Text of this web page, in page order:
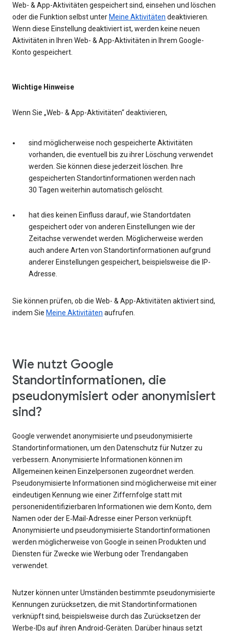
Web- & App-Aktivitäten gespeichert sind, einsehen und löschen
oder die Funktion selbst unter Meine Aktivitäten deaktivieren.
Wenn diese Einstellung deaktiviert ist, werden keine neuen
Aktivitäten in Ihren Web- & App-Aktivitäten in Ihrem Google-
Konto gespeichert.
Wichtige Hinweise
Wenn Sie „Web- & App-Aktivitäten“ deaktivieren,
sind möglicherweise noch gespeicherte Aktivitäten
vorhanden, die eventuell bis zu ihrer Löschung verwendet
werden. Sie können diese jederzeit löschen. Ihre
gespeicherten Standortinformationen werden nach
30 Tagen weiterhin automatisch gelöscht.
hat dies keinen Einfluss darauf, wie Standortdaten
gespeichert oder von anderen Einstellungen wie der
Zeitachse verwendet werden. Möglicherweise werden
auch andere Arten von Standortinformationen aufgrund
anderer Einstellungen gespeichert, beispielsweise die IP-
Adresse.
Sie können prüfen, ob die Web- & App-Aktivitäten aktiviert sind,
indem Sie Meine Aktivitäten aufrufen.
Wie nutzt Google
Standortinformationen, die
pseudonymisiert oder anonymisiert
sind?
Google verwendet anonymisierte und pseudonymisierte
Standortinformationen, um den Datenschutz für Nutzer zu
verbessern. Anonymisierte Informationen können im
Allgemeinen keinen Einzelpersonen zugeordnet werden.
Pseudonymisierte Informationen sind möglicherweise mit einer
eindeutigen Kennung wie einer Ziffernfolge statt mit
personenidentifizierbaren Informationen wie dem Konto, dem
Namen oder der E‑Mail-Adresse einer Person verknüpft.
Anonymisierte und pseudonymisierte Standortinformationen
werden möglicherweise von Google in seinen Produkten und
Diensten für Zwecke wie Werbung oder Trendangaben
verwendet.
Nutzer können unter Umständen bestimmte pseudonymisierte
Kennungen zurücksetzen, die mit Standortinformationen
verknüpft sind, beispielsweise durch das Zurücksetzen der
Werbe-IDs auf ihren Android-Geräten. Darüber hinaus setzt